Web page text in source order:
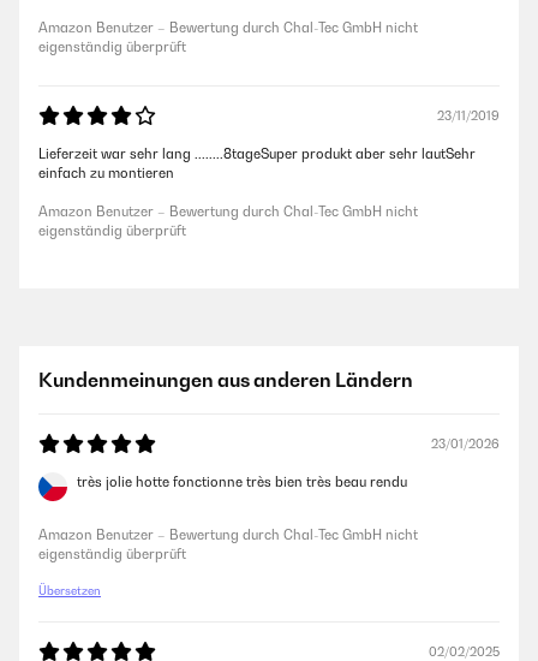
Amazon Benutzer – Bewertung durch Chal-Tec GmbH nicht
eigenständig überprüft
23/11/2019
Lieferzeit war sehr lang ........8tageSuper produkt aber sehr lautSehr
einfach zu montieren
Amazon Benutzer – Bewertung durch Chal-Tec GmbH nicht
eigenständig überprüft
Kundenmeinungen aus anderen Ländern
23/01/2026
très jolie hotte fonctionne très bien très beau rendu
Amazon Benutzer – Bewertung durch Chal-Tec GmbH nicht
eigenständig überprüft
Übersetzen
02/02/2025